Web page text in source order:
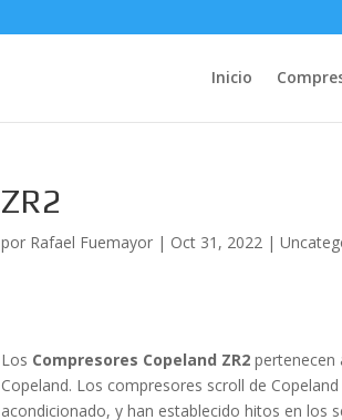
Inicio
ZR2
por Rafael Fuemayor | Oct 31, 2022 |
Los Compresores Copeland ZR2pertenecen
Copeland. Los compresores scroll de
acondicionado, y han establecido hitos en los